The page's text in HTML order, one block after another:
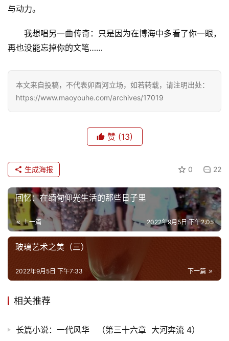
与动力。
我想唱另一曲传奇：只是因为在博海中多看了你一眼，
再也没能忘掉你的文笔……
本文来自投稿，不代表卯酉河立场，如若转载，请注明出处：
https://www.maoyouhe.com/archives/17019
赞 (13)
0 22
生成海报
回忆：在缅甸仰光生活的那些日子里
上一篇 2022年9月5日 下午2:05
玻璃艺术之美（三）
下一篇
2022年9月5日 下午7:33
相关推荐
长篇小说：一代风华 （第三十六章 大河奔流 4）